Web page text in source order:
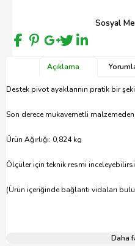
Sosyal
Açıklama
Destek pivot ayaklarının pratik bir
Son derece mukavemetli
Ürün Ağırlığı: 0,824 kg
Ölçüler için teknik resmi
(Ürün içeriğinde bağlantı vidaları
Daha